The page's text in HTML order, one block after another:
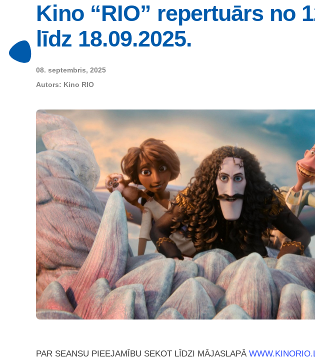
Kino “RIO” repertuārs no
līdz 18.09.2025.
08. septembris, 2025
Autors: Kino RIO
PAR SEANSU PIEEJAMĪBU SEKOT LĪDZI MĀJASLAPĀ